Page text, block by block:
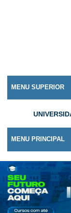
MENU SUPERIOR
MENU PRINCIPAL